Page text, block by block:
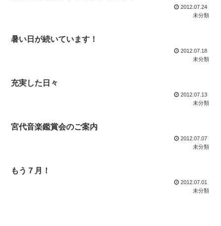
2012.07.24
未分類
暑い日が続いています！
2012.07.18
未分類
充実した日々
2012.07.13
未分類
宮代音楽鑑賞会のご案内
2012.07.07
未分類
もう７月！
2012.07.01
未分類